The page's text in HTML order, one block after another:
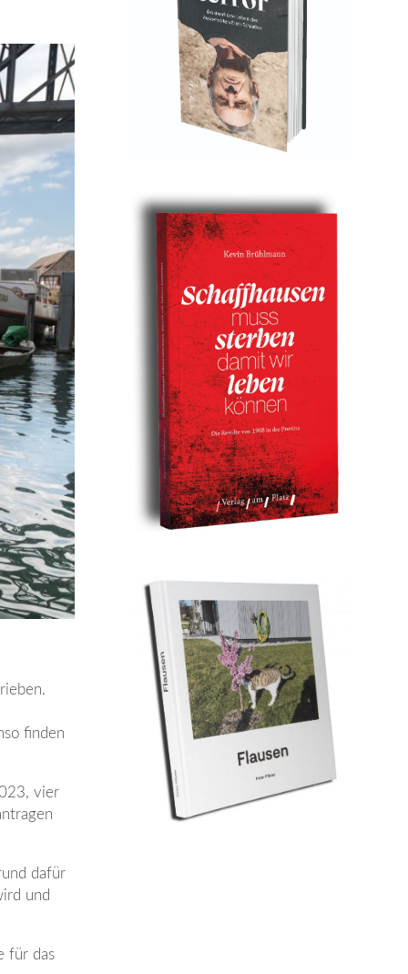
finden
vier
dafür
und
für das